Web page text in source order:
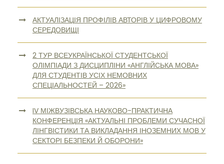
АКТУАЛІЗАЦІЯ ПРОФІЛІВ АВТОРІВ У ЦИФРОВОМУ
СЕРЕДОВИЩІ
2 ТУР ВСЕУКРАЇНСЬКОЇ СТУДЕНТСЬКОЇ
ОЛІМПІАДИ З ДИСЦИПЛІНИ «АНГЛІЙСЬКА МОВА»
ДЛЯ СТУДЕНТІВ УСІХ НЕМОВНИХ
СПЕЦІАЛЬНОСТЕЙ – 2026»
IV МІЖВУЗІВСЬКА НАУКОВО-ПРАКТИЧНА
КОНФЕРЕНЦІЯ «АКТУАЛЬНІ ПРОБЛЕМИ СУЧАСНОЇ
ЛІНГВІСТИКИ ТА ВИКЛАДАННЯ ІНОЗЕМНИХ МОВ У
СЕКТОРІ БЕЗПЕКИ Й ОБОРОНИ»